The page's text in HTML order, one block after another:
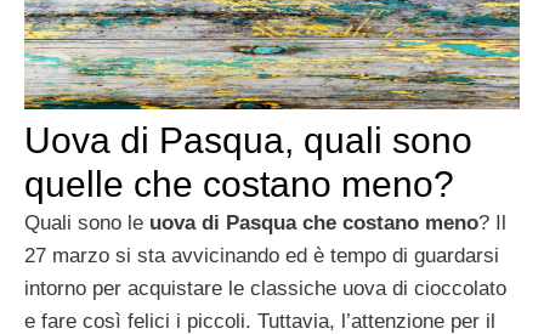
Uova di Pasqua, quali sono
quelle che costano meno?
Quali sono le uova di Pasqua che costano meno? Il
27 marzo si sta avvicinando ed è tempo di guardarsi
intorno per acquistare le classiche uova di cioccolato
e fare così felici i piccoli. Tuttavia, l’attenzione per il